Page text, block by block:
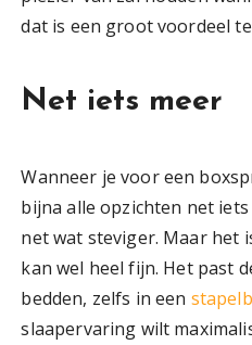
dat is een groot voordeel
Net iets meer
Wanneer je voor een
bijna alle opzichten net
net wat steviger. Maar het
kan wel heel fijn. Het past
bedden, zelfs in een
slaapervaring wilt